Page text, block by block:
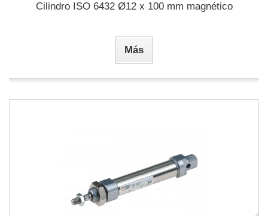
Cilindro ISO 6432 Ø12 x 100 mm magnético
Más